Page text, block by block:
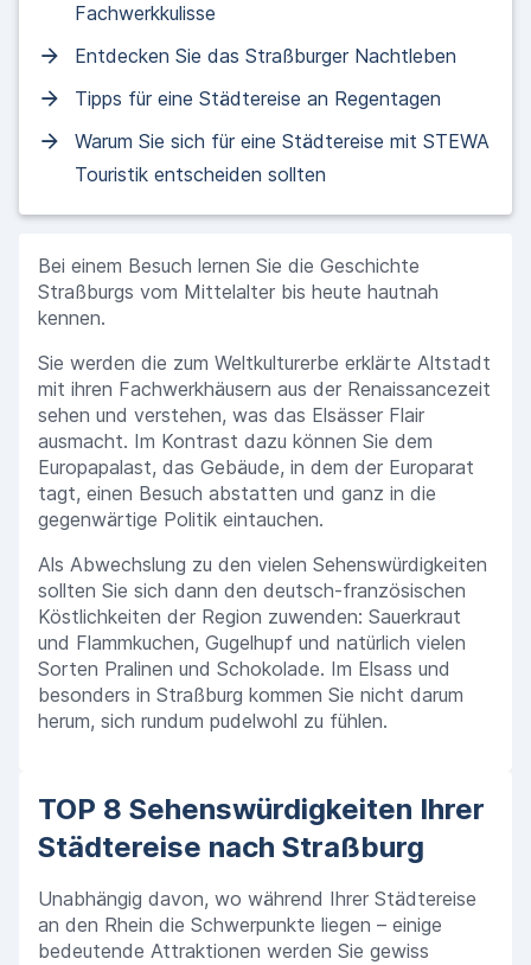
Fachwerkkulisse
Entdecken Sie das Straßburger Nachtleben
Tipps für eine Städtereise an Regentagen
Warum Sie sich für eine Städtereise mit STEWA
Touristik entscheiden sollten
Bei einem Besuch lernen Sie die Geschichte
Straßburgs vom Mittelalter bis heute hautnah
kennen.
Sie werden die zum Weltkulturerbe erklärte Altstadt
mit ihren Fachwerkhäusern aus der Renaissancezeit
sehen und verstehen, was das Elsässer Flair
ausmacht. Im Kontrast dazu können Sie dem
Europapalast, das Gebäude, in dem der Europarat
tagt, einen Besuch abstatten und ganz in die
gegenwärtige Politik eintauchen.
Als Abwechslung zu den vielen Sehenswürdigkeiten
sollten Sie sich dann den deutsch-französischen
Köstlichkeiten der Region zuwenden: Sauerkraut
und Flammkuchen, Gugelhupf und natürlich vielen
Sorten Pralinen und Schokolade. Im Elsass und
besonders in Straßburg kommen Sie nicht darum
herum, sich rundum pudelwohl zu fühlen.
TOP 8 Sehenswürdigkeiten Ihrer
Städtereise nach Straßburg
Unabhängig davon, wo während Ihrer Städtereise
an den Rhein die Schwerpunkte liegen – einige
bedeutende Attraktionen werden Sie gewiss